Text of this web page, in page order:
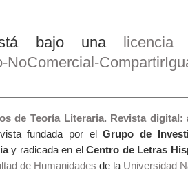
bajo una licencia
NoComercial-
de Teoría Literaria. Revista
fundada por elGrupo de
y radicada en elCentro de Letras
de Humanidades de laUniversidad